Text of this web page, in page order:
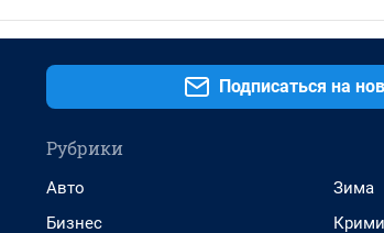
Подписаться на
Рубрики
Авто
Бизнес
Зима